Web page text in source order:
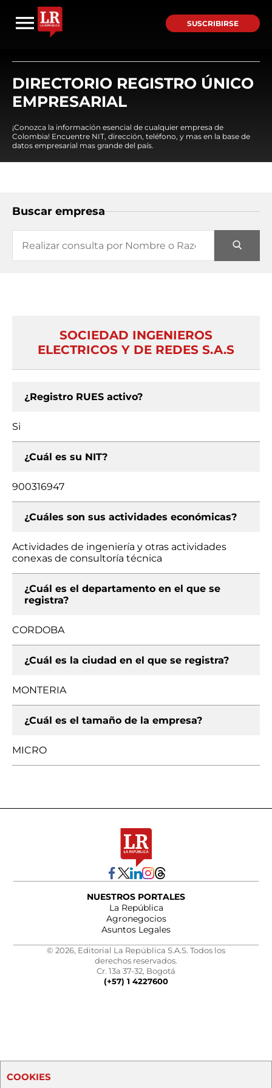
SUSCRIBIRSE
DIRECTORIO REGISTRO ÚNICO
EMPRESARIAL
¡Conozca la información esencial de cualquier empresa de
Colombia! Encuentre NIT, dirección, teléfono, y mas en la base de
datos empresarial mas grande del país.
Buscar empresa
SOCIEDAD INGENIEROS
ELECTRICOS Y DE REDES S.A.S
¿Registro RUES activo?
Si
¿Cuál es su NIT?
900316947
¿Cuáles son sus actividades económicas?
Actividades de ingeniería y otras actividades
conexas de consultoría técnica
¿Cuál es el departamento en el que se
registra?
CORDOBA
¿Cuál es la ciudad en el que se registra?
MONTERIA
¿Cuál es el tamaño de la empresa?
MICRO
NUESTROS PORTALES
La República
Agronegocios
Asuntos Legales
© 2026, Editorial La República S.A.S. Todos los
derechos reservados.
Cr. 13a 37-32, Bogotá
(+57) 1 4227600
COOKIES